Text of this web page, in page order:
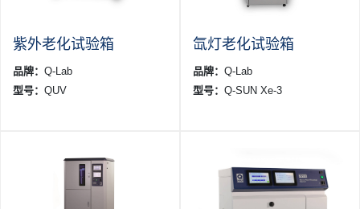
紫外老化试验箱
品牌： Q-Lab
型号： QUV
氙灯老化试验箱
品牌： Q-Lab
型号： Q-SUN Xe-3